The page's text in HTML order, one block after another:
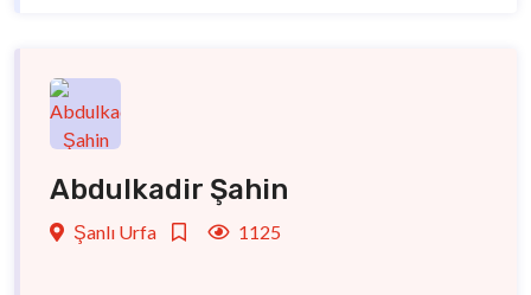
Abdulkadir Şahin
Şanlı Urfa 1125